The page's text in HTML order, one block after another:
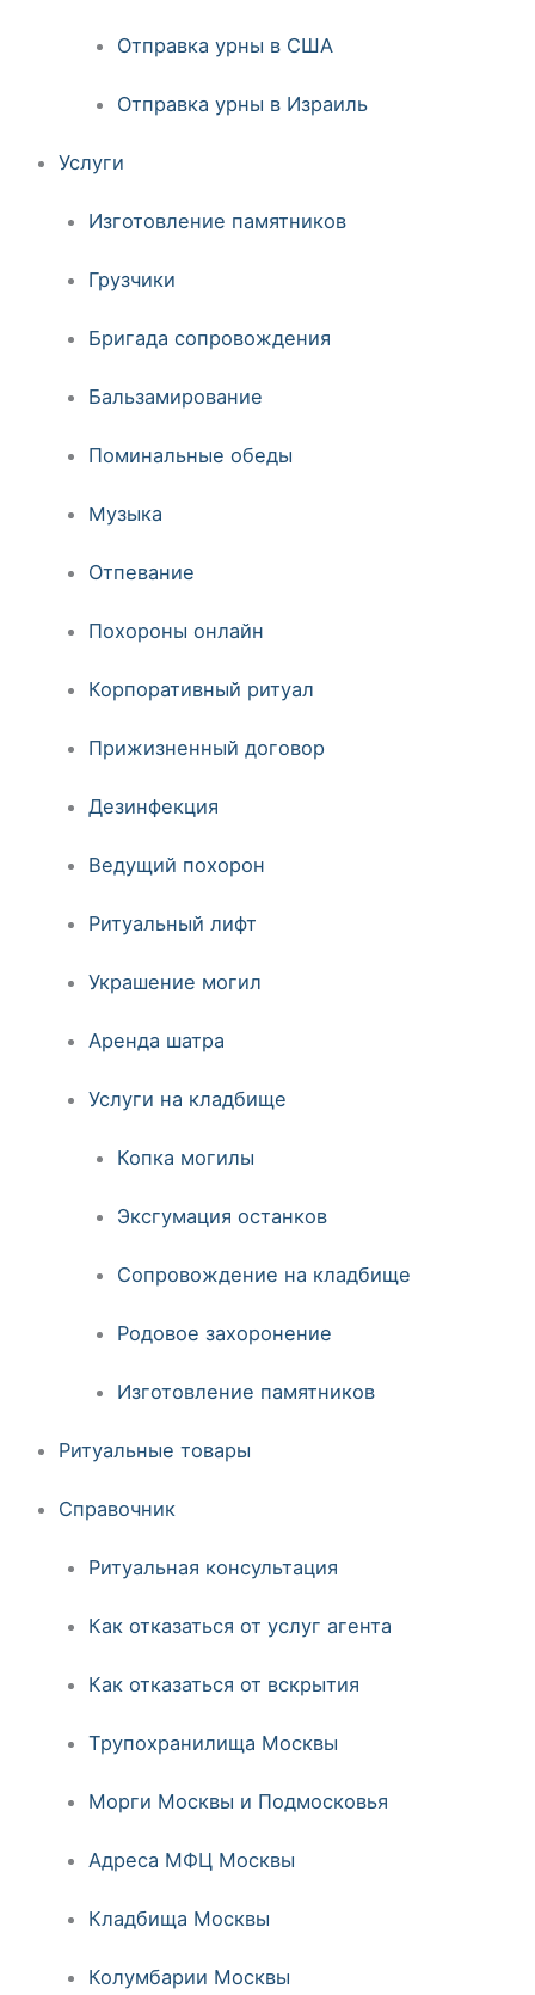
Отправка урны в США
Отправка урны в Израиль
Услуги
Изготовление памятников
Грузчики
Бригада сопровождения
Бальзамирование
Поминальные обеды
Музыка
Отпевание
Похороны онлайн
Корпоративный ритуал
Прижизненный договор
Дезинфекция
Ведущий похорон
Ритуальный лифт
Украшение могил
Аренда шатра
Услуги на кладбище
Копка могилы
Эксгумация останков
Сопровождение на кладбище
Родовое захоронение
Изготовление памятников
Ритуальные товары
Справочник
Ритуальная консультация
Как отказаться от услуг агента
Как отказаться от вскрытия
Трупохранилища Москвы
Морги Москвы и Подмосковья
Адреса МФЦ Москвы
Кладбища Москвы
Колумбарии Москвы